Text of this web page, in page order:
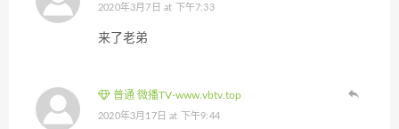
2020年3月7日 at 下午7:33
来了老弟
普通 微播TV-www.vbtv.top
2020年3月17日 at 下午9:44